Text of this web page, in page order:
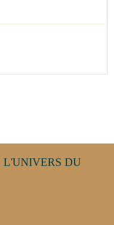
L'UNIVERS DU